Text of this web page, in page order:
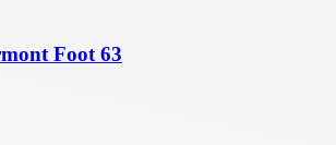
Foot 63